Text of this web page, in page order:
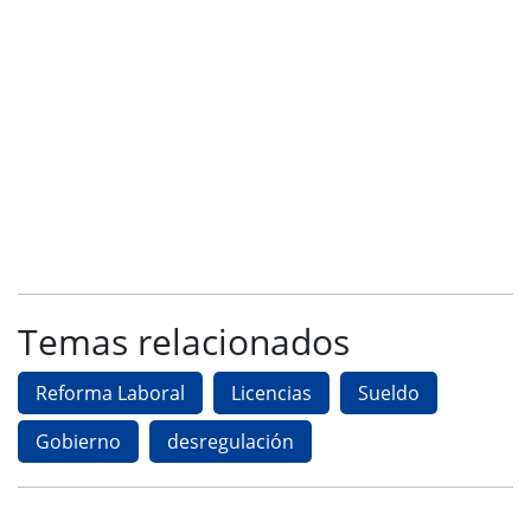
Temas relacionados
Reforma Laboral Licencias
Sueldo
Gobierno
desregulación